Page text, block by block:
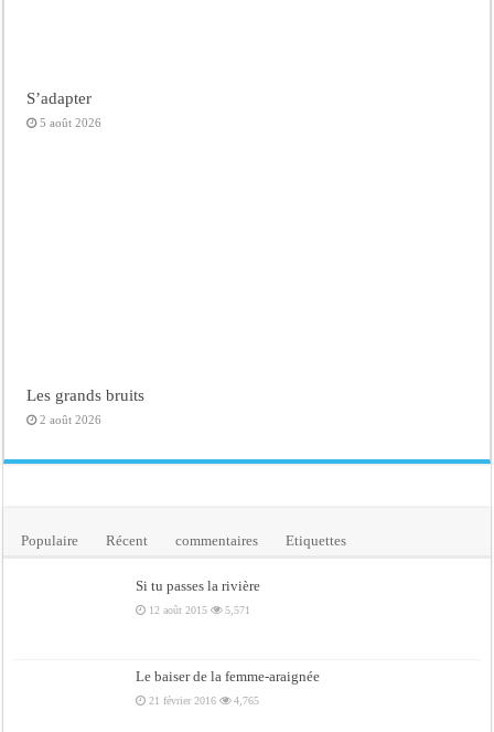
S’adapter
5 août 2026
Les grands bruits
2 août 2026
Populaire Récent commentaires Etiquettes
Si tu passes la rivière
12 août 2015 5,571
Le baiser de la femme-araignée
21 février 2016 4,765